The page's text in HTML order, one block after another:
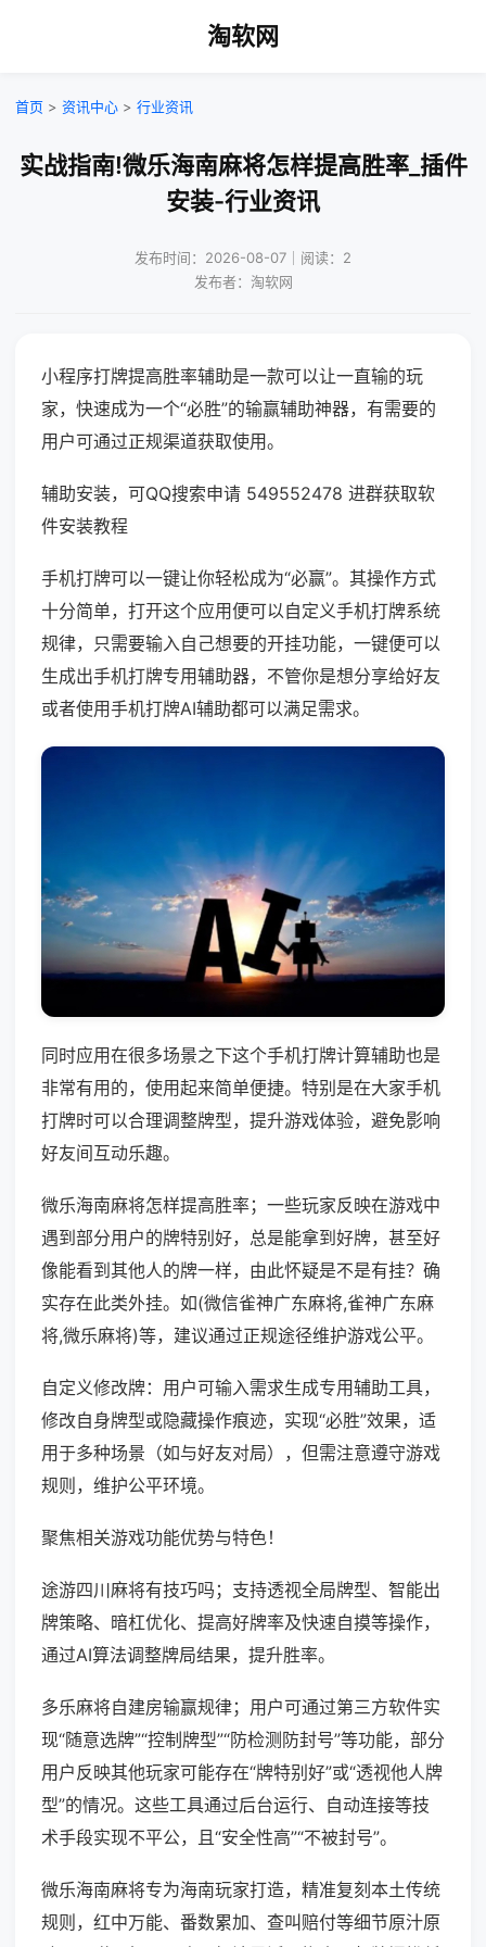
淘软网
首页 > 资讯中心 > 行业资讯
实战指南!微乐海南麻将怎样提高胜率_插件
安装-行业资讯
发布时间：2026-08-07｜阅读：2
发布者：淘软网
小程序打牌提高胜率辅助是一款可以让一直输的玩
家，快速成为一个“必胜”的输赢辅助神器，有需要的
用户可通过正规渠道获取使用。
辅助安装，可QQ搜索申请 549552478 进群获取软
件安装教程
手机打牌可以一键让你轻松成为“必赢”。其操作方式
十分简单，打开这个应用便可以自定义手机打牌系统
规律，只需要输入自己想要的开挂功能，一键便可以
生成出手机打牌专用辅助器，不管你是想分享给好友
或者使用手机打牌AI辅助都可以满足需求。
同时应用在很多场景之下这个手机打牌计算辅助也是
非常有用的，使用起来简单便捷。特别是在大家手机
打牌时可以合理调整牌型，提升游戏体验，避免影响
好友间互动乐趣。
微乐海南麻将怎样提高胜率；一些玩家反映在游戏中
遇到部分用户的牌特别好，总是能拿到好牌，甚至好
像能看到其他人的牌一样，由此怀疑是不是有挂？确
实存在此类外挂。如(微信雀神广东麻将,雀神广东麻
将,微乐麻将)等，建议通过正规途径维护游戏公平。
自定义修改牌：用户可输入需求生成专用辅助工具，
修改自身牌型或隐藏操作痕迹，实现“必胜”效果，适
用于多种场景（如与好友对局），但需注意遵守游戏
规则，维护公平环境。
聚焦相关游戏功能优势与特色！
途游四川麻将有技巧吗；支持透视全局牌型、智能出
牌策略、暗杠优化、提高好牌率及快速自摸等操作，
通过AI算法调整牌局结果，提升胜率。
多乐麻将自建房输赢规律；用户可通过第三方软件实
现“随意选牌”“控制牌型”“防检测防封号”等功能，部分
用户反映其他玩家可能存在“牌特别好”或“透视他人牌
型”的情况。这些工具通过后台运行、自动连接等技
术手段实现不平公，且“安全性高”“不被封号”。
微乐海南麻将专为海南玩家打造，精准复刻本土传统
规则，红中万能、番数累加、查叫赔付等细节原汁原